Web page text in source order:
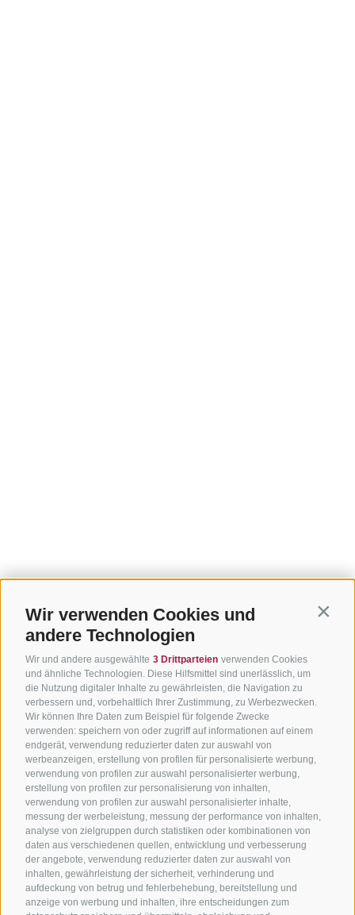
Wir verwenden Cookies und
andere Technologien
Wir und andere ausgewählte 3 Drittparteien verwenden Cookies
und ähnliche Technologien. Diese Hilfsmittel sind unerlässlich, um
die Nutzung digitaler Inhalte zu gewährleisten, die Navigation zu
verbessern und, vorbehaltlich Ihrer Zustimmung, zu Werbezwecken.
Wir können Ihre Daten zum Beispiel für folgende Zwecke
verwenden: speichern von oder zugriff auf informationen auf einem
endgerät, verwendung reduzierter daten zur auswahl von
werbeanzeigen, erstellung von profilen für personalisierte werbung,
verwendung von profilen zur auswahl personalisierter werbung,
erstellung von profilen zur personalisierung von inhalten,
verwendung von profilen zur auswahl personalisierter inhalte,
messung der werbeleistung, messung der performance von inhalten,
analyse von zielgruppen durch statistiken oder kombinationen von
daten aus verschiedenen quellen, entwicklung und verbesserung
der angebote, verwendung reduzierter daten zur auswahl von
inhalten, gewährleistung der sicherheit, verhinderung und
aufdeckung von betrug und fehlerbehebung, bereitstellung und
anzeige von werbung und inhalten, ihre entscheidungen zum